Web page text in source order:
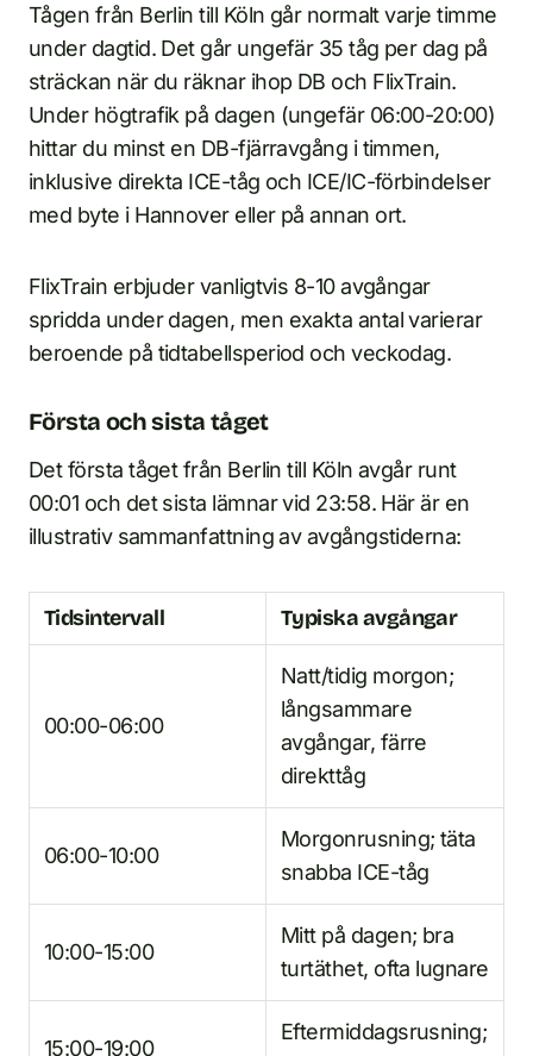
Tågen från Berlin till Köln går normalt varje timme
under dagtid. Det går ungefär 35 tåg per dag på
sträckan när du räknar ihop DB och FlixTrain.
Under högtrafik på dagen (ungefär 06:00-20:00)
hittar du minst en DB-fjärravgång i timmen,
inklusive direkta ICE-tåg och ICE/IC-förbindelser
med byte i Hannover eller på annan ort.
FlixTrain erbjuder vanligtvis 8-10 avgångar
spridda under dagen, men exakta antal varierar
beroende på tidtabellsperiod och veckodag.
Första och sista tåget
Det första tåget från Berlin till Köln avgår runt
00:01 och det sista lämnar vid 23:58. Här är en
illustrativ sammanfattning av avgångstiderna:
Tidsintervall Typiska avgångar
00:00-06:00
Natt/tidig morgon;
långsammare
avgångar, färre
direkttåg
06:00-10:00
Morgonrusning; täta
snabba ICE-tåg
10:00-15:00
Mitt på dagen; bra
turtäthet, ofta lugnare
15:00-19:00
Eftermiddagsrusning;